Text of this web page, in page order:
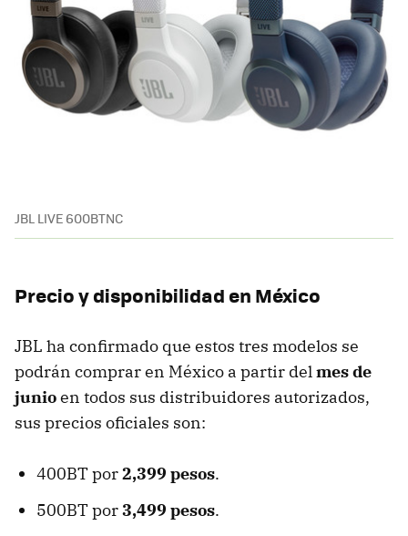
JBL LIVE 600BTNC
Precio y disponibilidad en México
JBL ha confirmado que estos tres modelos se
podrán comprar en México a partir delmes de
junioen todos sus distribuidores autorizados,
sus precios oficiales son:
400BT por2,399 pesos.
500BT por3,499 pesos.